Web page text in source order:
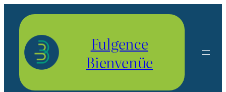
contenu
Fulgence
Bienvenüe